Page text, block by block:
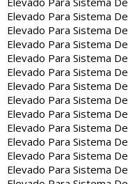
Elevado Para Sistema
Elevado Para Sistema
Elevado Para Sistema
Elevado Para Sistema
Elevado Para Sistema
Elevado Para Sistema
Elevado Para Sistema
Elevado Para Sistema
Elevado Para Sistema
Elevado Para Sistema
Elevado Para Sistema
Elevado Para Sistema